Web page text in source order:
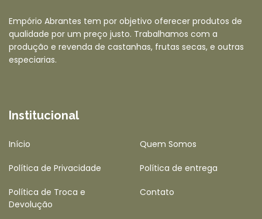
Empório Abrantes tem por objetivo oferecer produtos de
qualidade por um preço justo. Trabalhamos com a
produção e revenda de castanhas, frutas secas, e outras
especiarias.
Institucional
Início Quem Somos
Política de Privacidade Política de entrega
Política de Troca e
Devolução
Contato